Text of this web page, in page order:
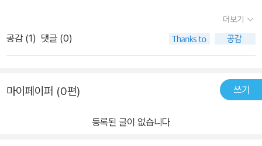
네 마음입니다. 네 마음은 말이라는 옷을 입고 네 둘레로 퍼져요. 네가
하는 말은 이야기를 싣고 네 살붙이와 이웃한테 가만히 퍼지며, 이렇
게 퍼진 말은 지구별을 샅샅이 한 바퀴를 돌고 나서 너한테 돌아갑니
테 하는 말입니다. 우리는 서로 마주보면서 말을 주거니 받거니 하는
베베르의 아빠는 언제나 쾌활하고 어린아이와 같은 상상력을 가지고
더보기
공감 (1) 댓글 (0)
마이페이퍼 (0편) 쓰기
등록된 글이 없습니다